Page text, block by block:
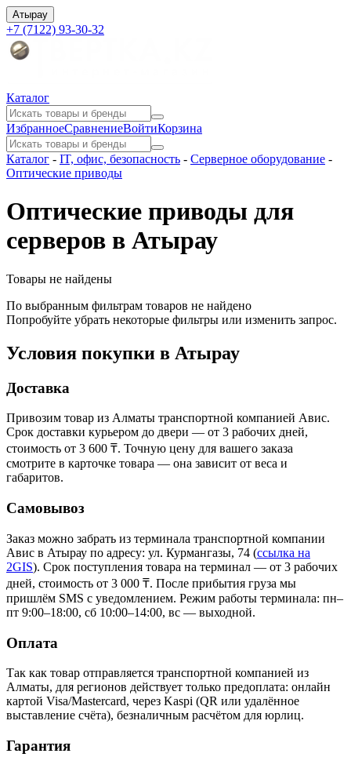
Атырау
+7 (7122) 93-30-32
Каталог
ИзбранноеСравнениеВойтиКорзина
Каталог - IT, офис, безопасность - Серверное оборудование -
Оптические приводы
Оптические приводы для
серверов в Атырау
Товары не найдены
По выбранным фильтрам товаров не найдено
Попробуйте убрать некоторые фильтры или изменить запрос.
Условия покупки в Атырау
Доставка
Привозим товар из Алматы транспортной компанией Авис.
Срок доставки курьером до двери — от 3 рабочих дней,
стоимость от 3 600 ₸. Точную цену для вашего заказа
смотрите в карточке товара — она зависит от веса и
габаритов.
Самовывоз
Заказ можно забрать из терминала транспортной компании
Авис в Атырау по адресу: ул. Курмангазы, 74 (ссылка на
2GIS). Срок поступления товара на терминал — от 3 рабочих
дней, стоимость от 3 000 ₸. После прибытия груза мы
пришлём SMS с уведомлением. Режим работы терминала: пн–
пт 9:00–18:00, сб 10:00–14:00, вс — выходной.
Оплата
Так как товар отправляется транспортной компанией из
Алматы, для регионов действует только предоплата: онлайн
картой Visa/Mastercard, через Kaspi (QR или удалённое
выставление счёта), безналичным расчётом для юрлиц.
Гарантия